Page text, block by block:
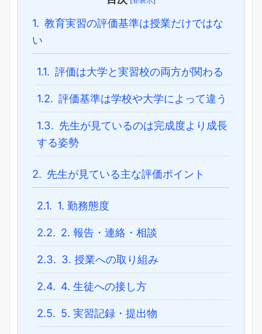
1. 教育実習の評価基準は授業だけではな
い
1.1. 評価は大学と実習校の両方が関わる
1.2. 評価基準は学校や大学によって違う
1.3. 先生が見ているのは完成度より成長
する姿勢
2. 先生が見ている主な評価ポイント
2.1. 1. 勤務態度
2.2. 2. 報告・連絡・相談
2.3. 3. 授業への取り組み
2.4. 4. 生徒への接し方
2.5. 5. 実習記録・提出物